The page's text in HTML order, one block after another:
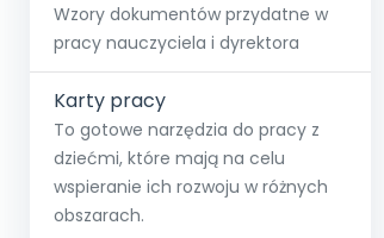
Wzory dokumentów przydatne w
pracy nauczyciela i dyrektora
Karty pracy
To gotowe narzędzia do pracy z
dziećmi, które mają na celu
wspieranie ich rozwoju w różnych
obszarach.